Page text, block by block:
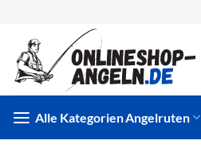
springen
Alle KategorienAngelruten